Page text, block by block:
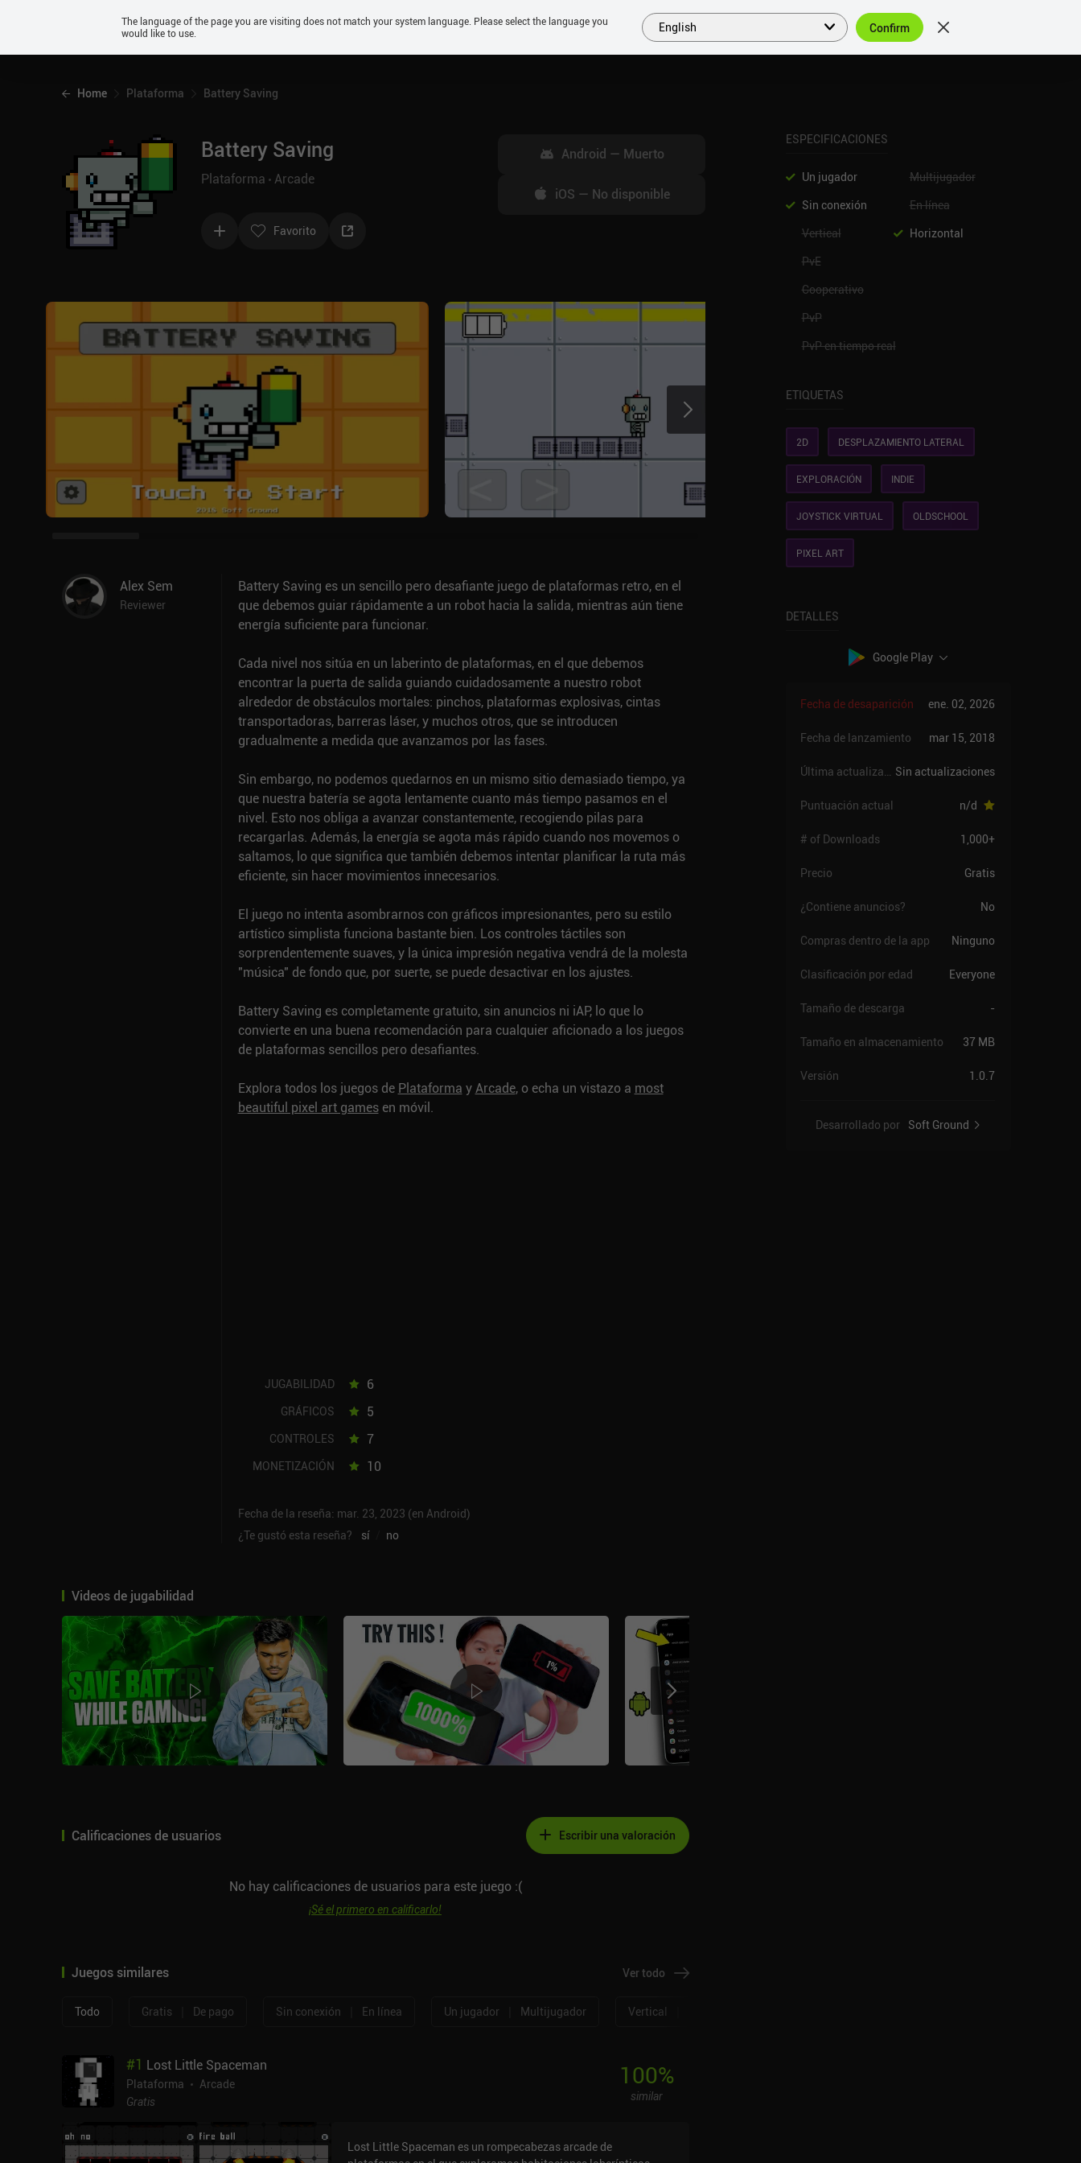
Android
PRÓXIMOS SIMILARES COLECCIONES TOP ES
Home Plataforma Battery Saving
Battery Saving
Plataforma Arcade
Favorito
Android — Muerto
iOS — No disponible
Alex Sem
Reviewer
Battery Saving es un sencillo pero desafiante juego de plataformas retro, en el
que debemos guiar rápidamente a un robot hacia la salida, mientras aún tiene
energía suficiente para funcionar.
Cada nivel nos sitúa en un laberinto de plataformas, en el que debemos
encontrar la puerta de salida guiando cuidadosamente a nuestro robot
alrededor de obstáculos mortales: pinchos, plataformas explosivas, cintas
transportadoras, barreras láser, y muchos otros, que se introducen
gradualmente a medida que avanzamos por las fases.
Sin embargo, no podemos quedarnos en un mismo sitio demasiado tiempo, ya
que nuestra batería se agota lentamente cuanto más tiempo pasamos en el
nivel. Esto nos obliga a avanzar constantemente, recogiendo pilas para
recargarlas. Además, la energía se agota más rápido cuando nos movemos o
saltamos, lo que significa que también debemos intentar planificar la ruta más
eficiente, sin hacer movimientos innecesarios.
El juego no intenta asombrarnos con gráficos impresionantes, pero su estilo
artístico simplista funciona bastante bien. Los controles táctiles son
sorprendentemente suaves, y la única impresión negativa vendrá de la molesta
"música" de fondo que, por suerte, se puede desactivar en los ajustes.
Battery Saving es completamente gratuito, sin anuncios ni iAP, lo que lo
convierte en una buena recomendación para cualquier aficionado a los juegos
de plataformas sencillos pero desafiantes.
Explora todos los juegos de Plataforma yArcade, o echa un vistazo a most
beautiful pixel art gamesen móvil.
JUGABILIDAD 6
GRÁFICOS 5
CONTROLES 7
MONETIZACIÓN 10
Fecha de la reseña: mar. 23, 2023 (en Android)
¿Te gustó esta reseña?
sí no
Videos de jugabilidad
Calificaciones de usuarios Escribir una valoración
No hay calificaciones de usuarios para este juego :(
¡Sé el primero en calificarlo!
Juegos similares Ver todo
Todo Gratis De pago Sin conexión En línea Un jugador Multijugador Vertical
#1 Lost Little Spaceman
Plataforma
Arcade
Gratis
100%
similar
Lost Little Spaceman es un rompecabezas arcade de
ESPECIFICACIONES
Un jugador
Multijugador
Sin conexión
En línea
Vertical
Horizontal
PvE
Cooperativo
PvP
PvP en tiempo real
ETIQUETAS
2D DESPLAZAMIENTO LATERAL
EXPLORACIÓN INDIE
JOYSTICK VIRTUAL OLDSCHOOL
PIXEL ART
DETALLES
Google Play
Fecha de desaparición ene. 02, 2026
Fecha de lanzamiento mar 15, 2018
Última actualización Sin actualizaciones
Puntuación actual n/d
# of Downloads 1,000+
Precio Gratis
¿Contiene anuncios? No
Compras dentro de la app Ninguno
Clasificación por edad Everyone
Tamaño de descarga -
Tamaño en almacenamiento 37 MB
Versión 1.0.7
Desarrollado por Soft Ground
The language of the page you are visiting does not match your system language. Please select the language you
would like to use.
English Confirm